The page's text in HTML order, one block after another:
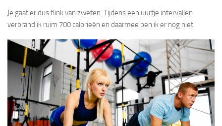
Je gaat er dus flink van zweten. Tijdens een uurtje intervallen
verbrand ik ruim 700 calorieën en daarmee ben ik er nog niet.